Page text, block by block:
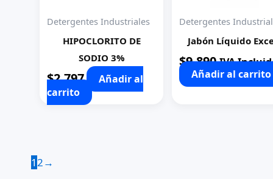
Detergentes Industriales
HIPOCLORITO DE
SODIO 3%
$2.797
Añadir al
carrito
Detergentes
Jabón Líquido
$9.890 IVA
Añadir al carrito
12→